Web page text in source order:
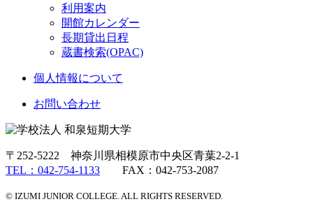
利用案内
開館カレンダー
長期貸出日程
蔵書検索(OPAC)
個人情報について
お問い合わせ
〒252-5222 神奈川県相模原市中央区青葉2-2-1
TEL：042-754-1133 FAX：042-753-2087
© IZUMI JUNIOR COLLEGE. ALL RIGHTS RESERVED.